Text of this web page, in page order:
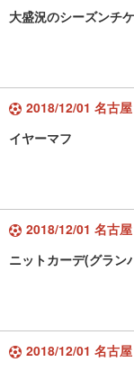
大盛況のシーズンチ
2018/12/01 名古
イヤーマフ
2018/12/01 名古
ニットカーデ(グラン
2018/12/01 名古